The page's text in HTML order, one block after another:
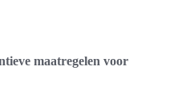
maatregelen voor